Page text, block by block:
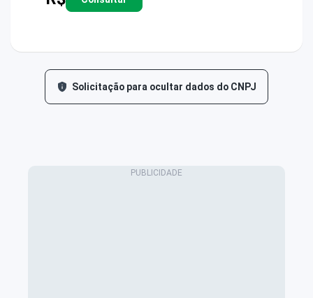
Solicitação para ocultar dados do CNPJ